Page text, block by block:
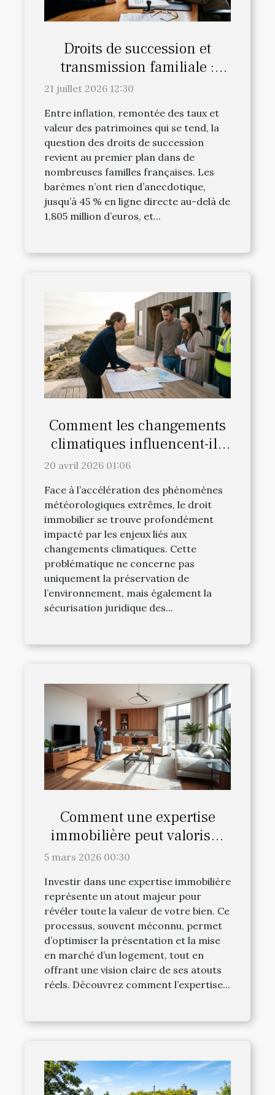
Droits de succession et
transmission familiale :
l’avis du notaire fait-il la
21 juillet 2026 12:30
Entre inflation, remontée des taux et
valeur des patrimoines qui se tend, la
question des droits de succession
revient au premier plan dans de
nombreuses familles françaises. Les
barèmes n’ont rien d’anecdotique,
jusqu’à 45 % en ligne directe au-delà de
1,805 million d’euros, et...
Comment les changements
climatiques influencent-ils
le droit immobilier ?
20 avril 2026 01:06
Face à l’accélération des phénomènes
météorologiques extrêmes, le droit
immobilier se trouve profondément
impacté par les enjeux liés aux
changements climatiques. Cette
problématique ne concerne pas
uniquement la préservation de
l’environnement, mais également la
sécurisation juridique des...
Comment une expertise
immobilière peut valoriser
votre bien ?
5 mars 2026 00:30
Investir dans une expertise immobilière
représente un atout majeur pour
révéler toute la valeur de votre bien. Ce
processus, souvent méconnu, permet
d’optimiser la présentation et la mise
en marché d’un logement, tout en
offrant une vision claire de ses atouts
réels. Découvrez comment l’expertise...